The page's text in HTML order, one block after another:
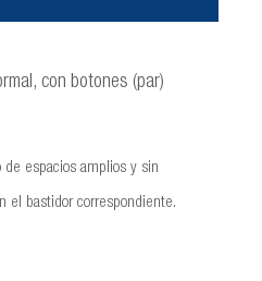
con botones (par)
espacios amplios y sin
el bastidor correspondiente.